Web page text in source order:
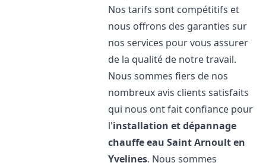
Nos tarifs sont compétitifs et
nous offrons des garanties sur
nos services pour vous assurer
de la qualité de notre travail.
Nous sommes fiers de nos
nombreux avis clients satisfaits
qui nous ont fait confiance pour
l'installation et dépannage
chauffe eau Saint Arnoult en
Yvelines. Nous sommes